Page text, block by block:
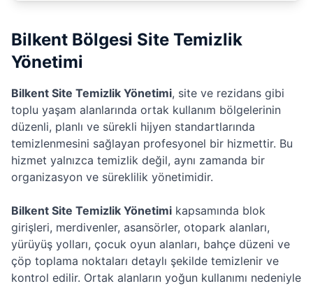
Bilkent Bölgesi Site Temizlik
Yönetimi
Bilkent Site Temizlik Yönetimi, site ve rezidans gibi
toplu yaşam alanlarında ortak kullanım bölgelerinin
düzenli, planlı ve sürekli hijyen standartlarında
temizlenmesini sağlayan profesyonel bir hizmettir. Bu
hizmet yalnızca temizlik değil, aynı zamanda bir
organizasyon ve süreklilik yönetimidir.
Bilkent Site Temizlik Yönetimi kapsamında blok
girişleri, merdivenler, asansörler, otopark alanları,
yürüyüş yolları, çocuk oyun alanları, bahçe düzeni ve
çöp toplama noktaları detaylı şekilde temizlenir ve
kontrol edilir. Ortak alanların yoğun kullanımı nedeniyle